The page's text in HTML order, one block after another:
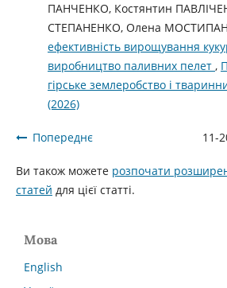
ПАНЧЕНКО, Костянтин
СТЕПАНЕНКО, Олена
ефективність вирощування
виробництво паливних пелет ,
гірське землеробство і
(2026)
Попереднє 11-
Ви також можете розпочати
статей для цієї статті.
Мова
English